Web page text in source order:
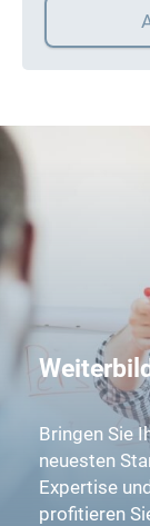
Bringen Sie
neuesten
Expertise
profitieren